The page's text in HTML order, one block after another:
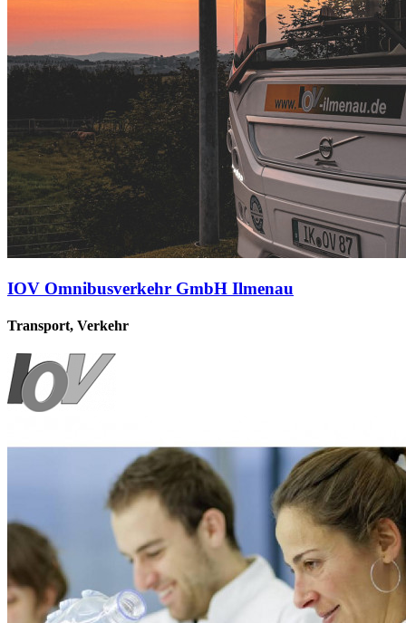
IOV Omnibusverkehr GmbH Ilmenau
Transport, Verkehr